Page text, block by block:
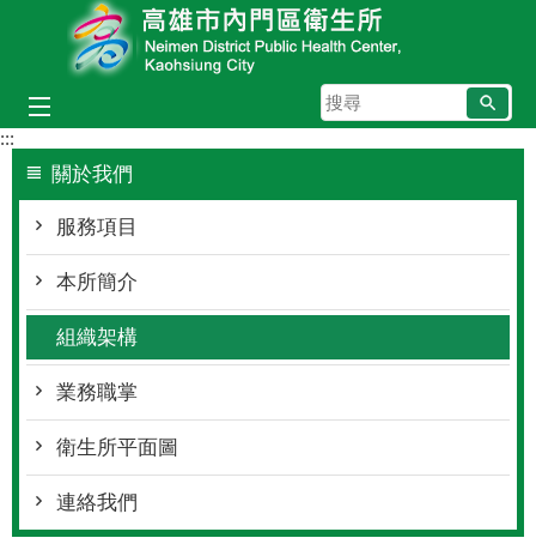
跳到主要內容區塊
搜
尋
:::
關於我們
服務項目
本所簡介
組織架構
業務職掌
衛生所平面圖
連絡我們